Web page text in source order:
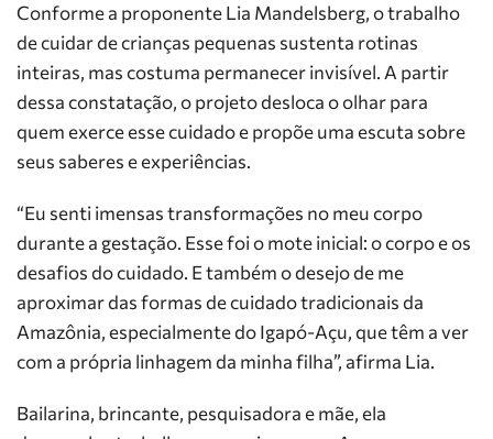
Conforme a proponente Lia Mandelsberg, o trabalho
de cuidar de crianças pequenas sustenta rotinas
inteiras, mas costuma permanecer invisível. A partir
dessa constatação, o projeto desloca o olhar para
quem exerce esse cuidado e propõe uma escuta sobre
seus saberes e experiências.
“Eu senti imensas transformações no meu corpo
durante a gestação. Esse foi o mote inicial: o corpo e os
desafios do cuidado. E também o desejo de me
aproximar das formas de cuidado tradicionais da
Amazônia, especialmente do Igapó-Açu, que têm a ver
com a própria linhagem da minha filha”, afirma Lia.
Bailarina, brincante, pesquisadora e mãe, ela